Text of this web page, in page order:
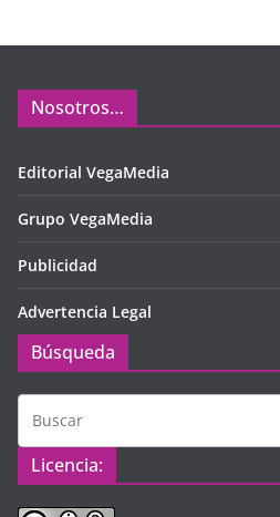
Nosotros…
Editorial VegaMedia
Grupo VegaMedia
Publicidad
Advertencia Legal
Búsqueda
Licencia: